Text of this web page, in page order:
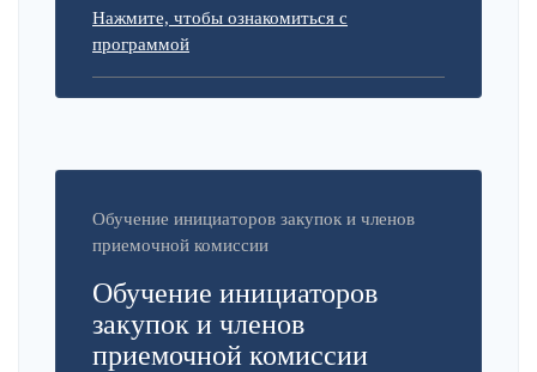
Нажмите, чтобы ознакомиться с
программой
Обучение инициаторов закупок и членов
приемочной комиссии
Обучение инициаторов
закупок и членов
приемочной комиссии